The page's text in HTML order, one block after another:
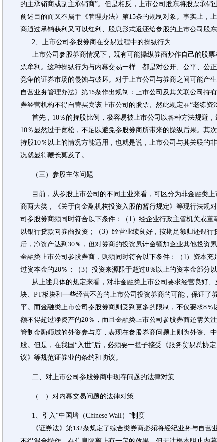
的主承销商或副主承销商”。但是相反，上市公司股东将股票承
前述目的而又不属于《管理办法》第15条的规制对象。事实上，
商通过承销获利又可以红利、股息形式返还给参股的上市公司股
2、上市公司参股券商在交易过程中的操纵行为
上市公司参股券商情况下，既有可能操纵券商炒作自己的股票
票牟利。这种操纵行为与内幕交易一样，都是对公开、公平、公
竞争的证券市场的侵蚀与破坏。对于上市公司与券商之间可能产
自营业务管理办法》第15条作出规制：上市公司及其关联公司持
券经营机构不得自营买卖该上市公司的股票。然此规定在“老练资
首先，10％的持股比例，极容易被上市公司以各种方法规避，
10％显然过于宽松，不足以避免参股券商所带来的操纵后果。其
持股10％以上的情况方能适用，也就是说，上市公司与其关联的
况就显得鞭长莫及了。
（三）参股主体问题
目前，从参股上市公司的不同主业来看，可区分为非金融类上
商两大类，《关于向金融机构投资入股的暂行规定》等现行法规
司参股券商须同时符合以下条件：（1）经企业行政主管机关或
以银行贷款向券商投资；（3）经营业绩良好，按期足额归还银
后，净资产达到30％，但对券商的投资累计金额加企业其他投资
金融类上市公司参股券商，则须同时符合以下条件：（1）资本
过资本金的20％；（3）投资来源限于超过8％以上的资本金部分
从上述具体的规定来看，对非金融类上市公司要求经营良好、
块、PT板块和一些经营不善的上市公司投资券商的可能，保证了
平。而金融类上市公司参股券商则受到更多的限制，不仅要求8
额不得超过净资产的20％，而且金融类上市公司参股券商还需关
管制金融领域的外资参与度，表现在参股券商问题上则为外资、
股。但是，在我国“入世”后，必须要一揽子接受《服务贸易总协
议》等规范证券业的条约和协议。
二、对上市公司参股券商中现存问题的法律对策
（一）对内幕交易问题的法律对策
1、引入“中国墙（Chinese Wall）”制度
《证券法》第132条规定了综合类券商必须将经纪业务与自营